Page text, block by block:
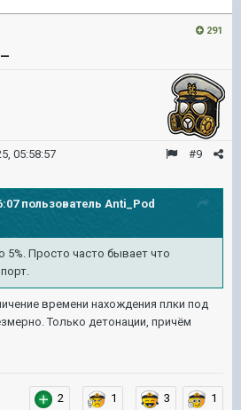
291
#9
05:58:57
пользователь Anti_Pod
5%. Просто часто бывает что
времени нахождения плки под
Только детонации, причём
2 1 3 1